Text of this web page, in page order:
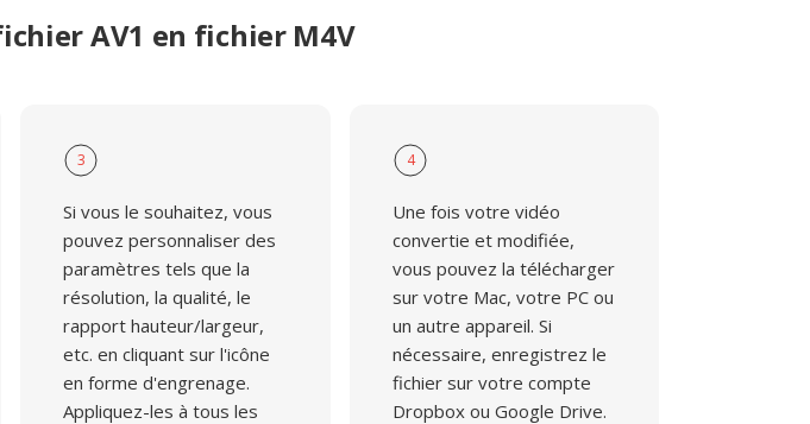
AV1 en fichier M4V
3
Si vous le souhaitez, vous
pouvez personnaliser des
paramètres tels que la
résolution, la qualité, le
rapport hauteur/largeur,
etc. en cliquant sur l'icône
en forme d'engrenage.
Appliquez-les à tous les
4
Une fois votre vidéo
convertie et modifiée,
vous pouvez la télécharger
sur votre Mac, votre PC ou
un autre appareil. Si
nécessaire, enregistrez le
fichier sur votre compte
Dropbox ou Google Drive.